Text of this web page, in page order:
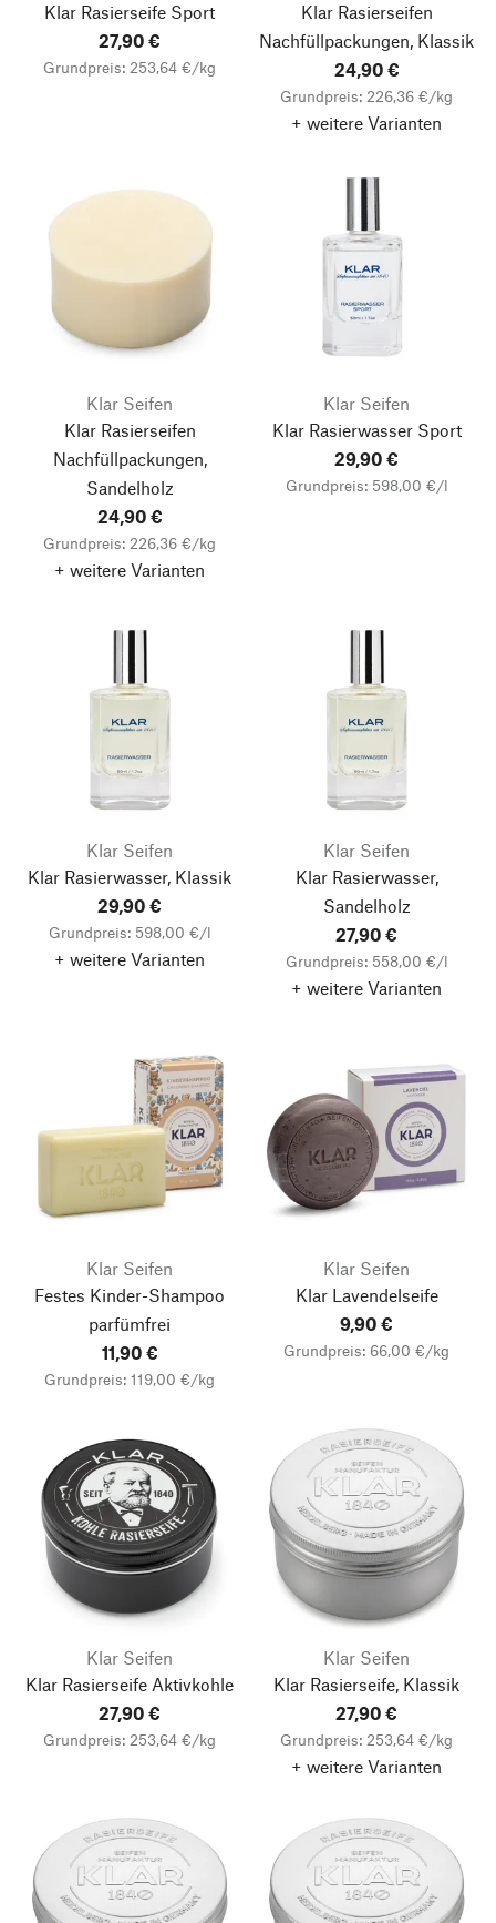
Klar Rasierseife Sport
27,90 €
Grundpreis: 253,64 €/kg
Klar Rasierseifen
Nachfüllpackungen, Klassik
24,90 €
Grundpreis: 226,36 €/kg
+ weitere Varianten
Klar Seifen
Klar Rasierseifen
Nachfüllpackungen,
Sandelholz
24,90 €
Grundpreis: 226,36 €/kg
+ weitere Varianten
Klar Seifen
Klar Rasierwasser Sport
29,90 €
Grundpreis: 598,00 €/l
Klar Seifen
Klar Rasierwasser, Klassik
29,90 €
Grundpreis: 598,00 €/l
+ weitere Varianten
Klar Seifen
Klar Rasierwasser,
Sandelholz
27,90 €
Grundpreis: 558,00 €/l
+ weitere Varianten
Klar Seifen
Festes Kinder-Shampoo
parfümfrei
11,90 €
Grundpreis: 119,00 €/kg
Klar Seifen
Klar Lavendelseife
9,90 €
Grundpreis: 66,00 €/kg
Klar Seifen
Klar Rasierseife Aktivkohle
27,90 €
Grundpreis: 253,64 €/kg
Klar Seifen
Klar Rasierseife, Klassik
27,90 €
Grundpreis: 253,64 €/kg
+ weitere Varianten